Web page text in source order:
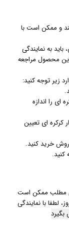
و ممکن است با
به نمایندگی
محصول مراجعه
زیر توجه کنید:
را اندازه
کرکره ای تعیین
خرید کنید.
مطلب ممکن است
لطفا با نمایندگی
بگیرد